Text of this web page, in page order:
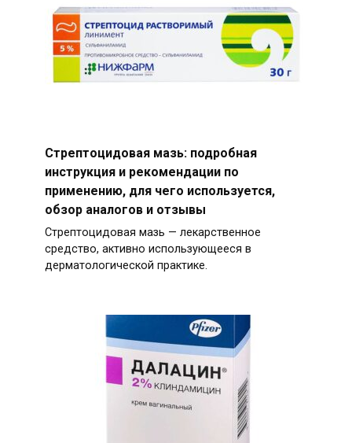
Стрептоцидовая мазь: подробная
инструкция и рекомендации по
применению, для чего используется,
обзор аналогов и отзывы
Стрептоцидовая мазь — лекарственное
средство, активно использующееся в
дерматологической практике.